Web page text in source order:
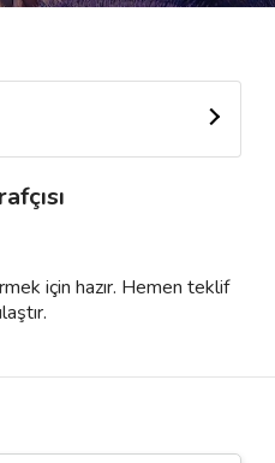
için hazır. Hemen teklif